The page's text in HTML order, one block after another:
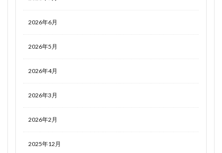
2026年6月
2026年5月
2026年4月
2026年3月
2026年2月
2025年12月